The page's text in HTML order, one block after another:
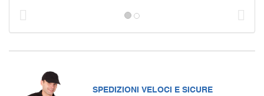
SPEDIZIONI VELOCI E SICURE